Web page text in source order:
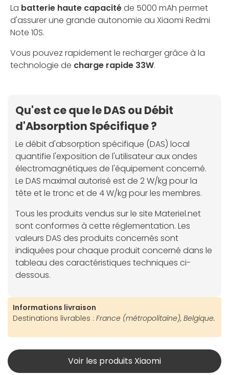
La batterie haute capacitéde 5000 mAh permet
d'assurer une grande autonomie au Xiaomi Redmi
Note 10S.
Vous pouvez rapidement le recharger grâce à la
technologie de charge rapide 33W.
Qu'est ce que le DAS ou Débit
d'Absorption Spécifique ?
Le débit d'absorption spécifique (DAS) local
quantifie l'exposition de l'utilisateur aux ondes
électromagnétiques de l'équipement concerné.
Le DAS maximal autorisé est de 2 W/kg pour la
tête et le tronc et de 4 W/kg pour les membres.
Tous les produits vendus sur le site Materiel.net
sont conformes à cette réglementation. Les
valeurs DAS des produits concernés sont
indiquées pour chaque produit concerné dans le
tableau des caractéristiques techniques ci-
dessous.
Informations livraison
Destinations livrables : France (métropolitaine), Belgique.
Voir les produits Xiaomi